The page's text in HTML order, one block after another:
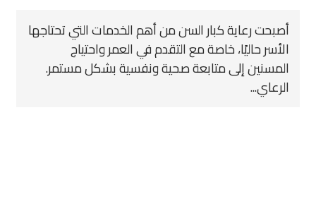
أصبحت رعاية كبار السن من أهم الخدمات التي تحتاجها
الأسر حاليًا، خاصة مع التقدم في العمر واحتياج
المسنين إلى متابعة صحية ونفسية بشكل مستمر.
الرعاي...